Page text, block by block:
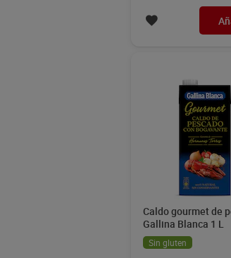
Caldo gourmet de
Gallina Blanca 1 L
Sin gluten